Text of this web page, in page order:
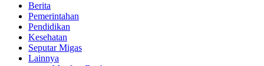
Berita
Pemerintahan
Pendidikan
Kesehatan
Seputar Migas
Lainnya